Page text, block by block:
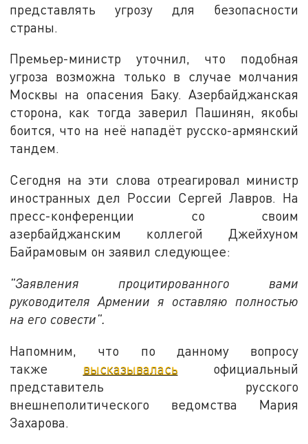
представлять угрозу для безопасности
страны.
Премьер-министр уточнил, что подобная
угроза возможна только в случае молчания
Москвы на опасения Баку. Азербайджанская
сторона, как тогда заверил Пашинян, якобы
боится, что на неё нападёт русско-армянский
тандем.
Сегодня на эти слова отреагировал министр
иностранных дел России Сергей Лавров. На
пресс-конференции со своим
азербайджанским коллегой Джейхуном
Байрамовым он заявил следующее:
"Заявления процитированного вами
руководителя Армении я оставляю полностью
на его совести".
Напомним, что по данному вопросу
также высказывалась официальный
представитель русского
внешнеполитического ведомства Мария
Захарова.